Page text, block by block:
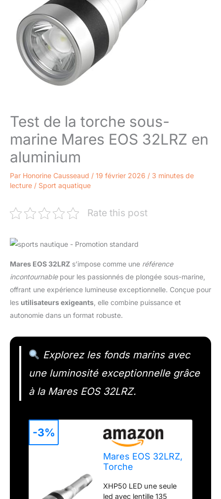
Test de la torche sous-
marine Mares EOS 32LRZ en
aluminium
Par Honorine Causseaud / 19 février 2026 / 3 minutes de
lecture / Sport aquatique
Rate this post
Mares EOS 32LRZ s’impose comme une référence
incontournablepour les passionnés de plongée sous-marine,
offrant une expérience lumineuse exceptionnelle. Conçue pour
les utilisateurs exigeants , elle combine puissance et
autonomie dans un format robuste.
Explorez les fonds marins avec
une luminosité exceptionnelle grâce
à la Mares EOS 32LRZ.
Mares EOS 32LRZ,
Torche
sous-Marine,
XHP50 LED une seule
led avec lentille 135
-3%